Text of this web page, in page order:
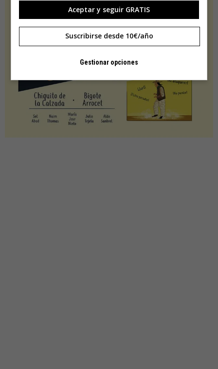
Aceptar y seguir GRATIS
Suscribirse desde 10€/año
Gestionar opciones